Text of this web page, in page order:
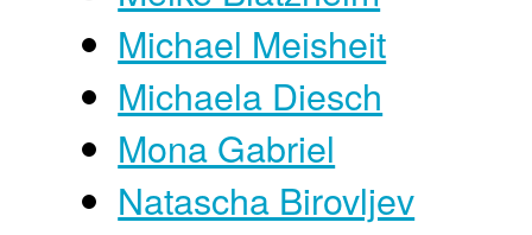
Michael Meisheit
Michaela Diesch
Mona Gabriel
Natascha Birovljev